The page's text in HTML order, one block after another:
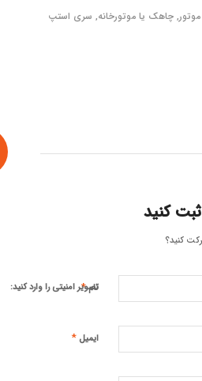
,چاهک یا موتورخانه, سری استپ
کنید
کنید؟
نام*
ایمیل*
تصویر امنیتی را وارد کنید: